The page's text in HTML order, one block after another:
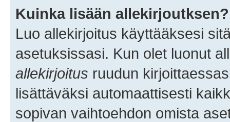
Kuinka lisään allekirjoutksen?
Luo allekirjoitus käyttääksesi
asetuksissasi. Kun olet luonut
allekirjoitus ruudun
lisättäväksi automaattisesti
sopivan vaihtoehdon omista